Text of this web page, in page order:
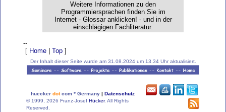
Weitere Informationen zu den
Programmiersprachen finden Sie im
Internet - Glossar anklicken! - und in der
einschlägigen Fachliteratur.
--
[ Home Top ]
Der Inhalt dieser Seite wurde am 31.08.2024 um 13.34 Uhr aktualisiert.
huecker dotcom * Germany | Datenschutz
© 1999, 2026 Franz-Josef Hücker. All Rights
Reserved.